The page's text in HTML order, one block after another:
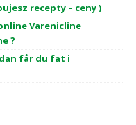
recepty – ceny )
Varenicline
?
får du fat i